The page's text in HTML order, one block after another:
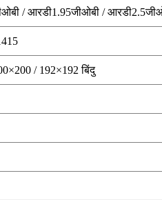
/ आरडी1.95जीओबी /
/ 192×192 बिंदु